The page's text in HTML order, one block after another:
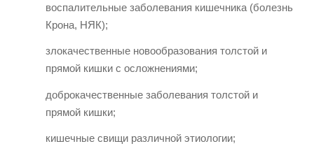
воспалительные заболевания кишечника (болезнь
Крона, НЯК);
злокачественные новообразования толстой и
прямой кишки с осложнениями;
доброкачественные заболевания толстой и
прямой кишки;
кишечные свищи различной этиологии;